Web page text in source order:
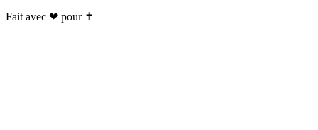
Fait avec ❤ pour ✝️️